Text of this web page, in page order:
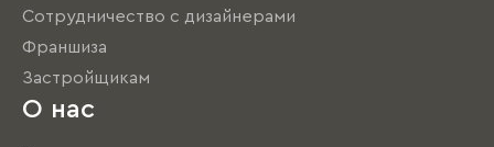
Сотрудничество с дизайнерами
Франшиза
Застройщикам
О нас